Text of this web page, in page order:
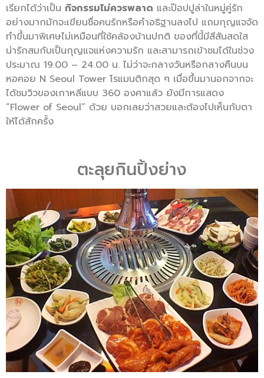
เรียกได้ว่าเป็น กิจกรรมไม่ควรพลาด และป๊อปปูล่าในหมู่คู่รัก
อย่างมากมักจะเขียนชื่อคนรักหรือคำอธิฐานลงไป แถมกุญแจจัด
ทำขึ้นมาพิเศษไม่เหมือนที่ใช้คล้องบ้านปกติ ของที่นี้มีสีสันสดใส
น่ารักสมกับเป็นกุญแจแห่งความรัก และสามารถเข้าชมได้ในช่วง
ประมาณ 19.00 – 24.00 น. ไม่ว่าจะกลางวันหรือกลางคืนบน
หอคอย N Seoul Tower โรแมนติกสุด ๆ เมื่อขึ้นมานอกจากจะ
ได้ชมวิวของเกาหลีแบบ 360 องศาแล้ว ยังมีการแสดง
“Flower of Seoul” ด้วย บอกเลยว่าสวยและต้องไปเห็นกับตา
ให้ได้สักครั้ง
ตะลุยกินปิ้งย่าง